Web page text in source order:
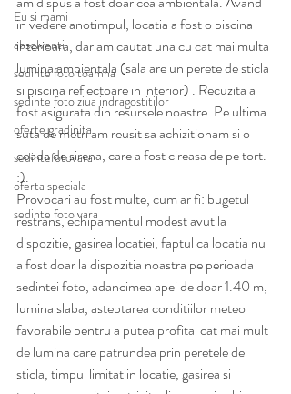
Eu si mami
absolventi
sedinte foto toamna
sedinte foto ziua indragostitilor
oferte gradinita
sedintefotovara
oferta speciala
sedinte foto vara
in vedere anotimpul, locatia a fost o piscina
interioara, dar am cautat una cu cat mai multa
lumina ambientala (sala are un perete de sticla
si piscina reflectoare in interior) . Recuzita a
fost asigurata din resursele noastre. Pe ultima
suta de metri am reusit sa achizitionam si o
coada de sirena, care a fost cireasa de pe tort.
:).
Provocari au fost multe, cum ar fi: bugetul
restrans, echipamentul modest avut la
dispozitie, gasirea locatiei, faptul ca locatia nu
a fost doar la dispozitia noastra pe perioada
sedintei foto, adancimea apei de doar 1.40 m,
lumina slaba, asteptarea conditiilor meteo
favorabile pentru a putea profita  cat mai mult
de lumina care patrundea prin peretele de
sticla, timpul limitat in locatie, gasirea si